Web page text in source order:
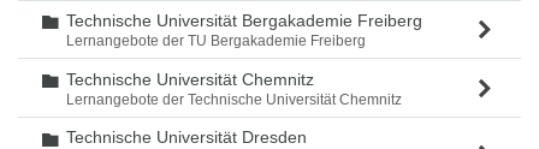
Ordner
Technische Universität Bergakademie Freiberg
Lernangebote der TU Bergakademie Freiberg
Ordner
Technische Universität Chemnitz
Lernangebote der Technische Universität Chemnitz
Ordner
Technische Universität Dresden